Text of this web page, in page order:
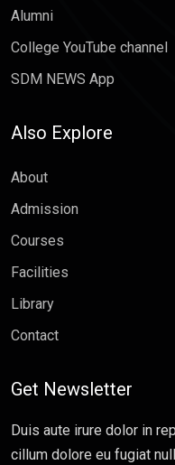
Alumni
College YouTube channel
SDM NEWS App
Also Explore
About
Admission
Courses
Facilities
Library
Contact
Get Newsletter
Duis aute irure dolor in
cillum dolore eu fugiat